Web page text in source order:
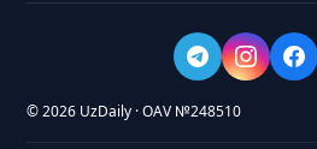
© 2026 UzDaily · OAV №248510